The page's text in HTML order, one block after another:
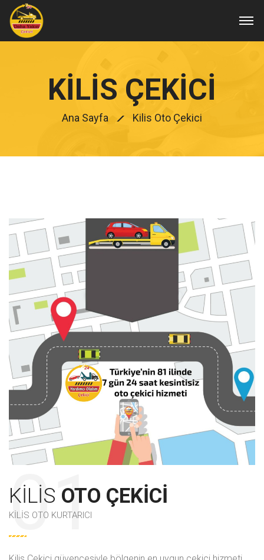
KILIS ÇEKICI
Ana Sayfa Kilis Oto Çekici
KILIS OTO ÇEKICI
KILIS OTO KURTARICI